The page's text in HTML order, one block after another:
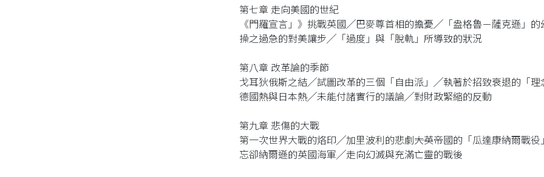
第七章 走向美國的世紀
《門羅宣言」》挑戰英國╱巴麥尊首相的擔憂╱「盎格魯－薩克遜」
操之過急的對美讓步╱「過度」與「脫軌」所導致的狀況
第八章 改革論的季節
戈耳狄俄斯之結╱試圖改革的三個「自由派」╱執著於招致衰退的「
德國熱與日本熱╱未能付諸實行的議論╱對財政緊縮的反動
第九章 悲傷的大戰
第一次世界大戰的烙印╱加里波利的悲劇――大英帝國的「瓜達康納爾戰
忘卻納爾遜的英國海軍╱走向幻滅與充滿亡靈的戰後